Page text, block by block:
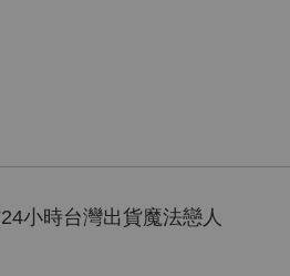
小時台灣出貨魔法戀人